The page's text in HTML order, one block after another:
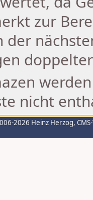
zur
der
nicht
2026 Heinz Herzog,